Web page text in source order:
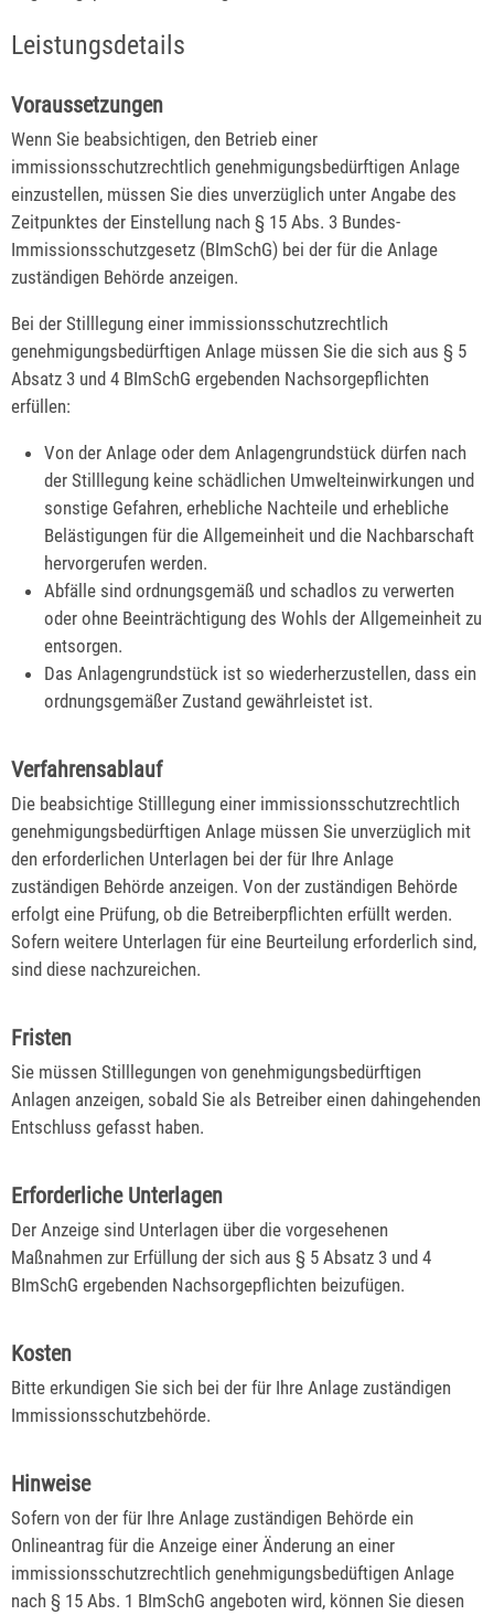
Leistungsdetails
Voraussetzungen
Wenn Sie beabsichtigen, den Betrieb einer
immissionsschutzrechtlich genehmigungsbedürftigen Anlage
einzustellen, müssen Sie dies unverzüglich unter Angabe des
Zeitpunktes der Einstellung nach § 15 Abs. 3 Bundes-
Immissionsschutzgesetz (BImSchG) bei der für die Anlage
zuständigen Behörde anzeigen.
Bei der Stilllegung einer immissionsschutzrechtlich
genehmigungsbedürftigen Anlage müssen Sie die sich aus § 5
Absatz 3 und 4 BImSchG ergebenden Nachsorgepflichten
erfüllen:
Von der Anlage oder dem Anlagengrundstück dürfen nach
der Stilllegung keine schädlichen Umwelteinwirkungen und
sonstige Gefahren, erhebliche Nachteile und erhebliche
Belästigungen für die Allgemeinheit und die Nachbarschaft
hervorgerufen werden.
Abfälle sind ordnungsgemäß und schadlos zu verwerten
oder ohne Beeinträchtigung des Wohls der Allgemeinheit zu
entsorgen.
Das Anlagengrundstück ist so wiederherzustellen, dass ein
ordnungsgemäßer Zustand gewährleistet ist.
Verfahrensablauf
Die beabsichtige Stilllegung einer immissionsschutzrechtlich
genehmigungsbedürftigen Anlage müssen Sie unverzüglich mit
den erforderlichen Unterlagen bei der für Ihre Anlage
zuständigen Behörde anzeigen. Von der zuständigen Behörde
erfolgt eine Prüfung, ob die Betreiberpflichten erfüllt werden.
Sofern weitere Unterlagen für eine Beurteilung erforderlich sind,
sind diese nachzureichen.
Fristen
Sie müssen Stilllegungen von genehmigungsbedürftigen
Anlagen anzeigen, sobald Sie als Betreiber einen dahingehenden
Entschluss gefasst haben.
Erforderliche Unterlagen
Der Anzeige sind Unterlagen über die vorgesehenen
Maßnahmen zur Erfüllung der sich aus § 5 Absatz 3 und 4
BImSchG ergebenden Nachsorgepflichten beizufügen.
Kosten
Bitte erkundigen Sie sich bei der für Ihre Anlage zuständigen
Immissionsschutzbehörde.
Hinweise
Sofern von der für Ihre Anlage zuständigen Behörde ein
Onlineantrag für die Anzeige einer Änderung an einer
immissionsschutzrechtlich genehmigungsbedüftigen Anlage
nach § 15 Abs. 1 BImSchG angeboten wird, können Sie diesen